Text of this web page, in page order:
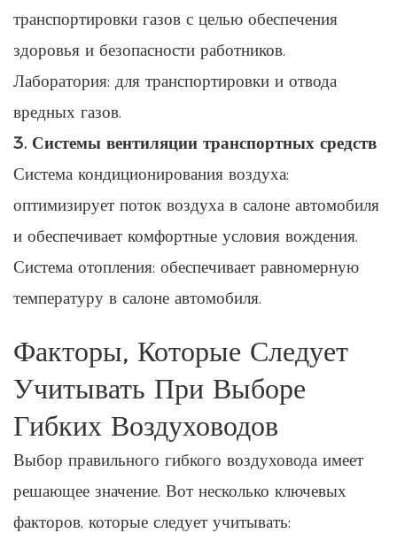
транспортировки газов с целью обеспечения
здоровья и безопасности работников.
Лаборатория: для транспортировки и отвода
вредных газов.
3. Системы вентиляции транспортных средств
Система кондиционирования воздуха:
оптимизирует поток воздуха в салоне автомобиля
и обеспечивает комфортные условия вождения.
Система отопления: обеспечивает равномерную
температуру в салоне автомобиля.
Факторы, Которые Следует
Учитывать При Выборе
Гибких Воздуховодов
Выбор правильного гибкого воздуховода имеет
решающее значение. Вот несколько ключевых
факторов, которые следует учитывать: